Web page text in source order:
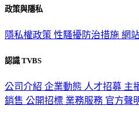
政策與隱私
隱私權政策 性騷擾防治措施 網
認識 TVBS
公司介紹 企業動態 人才招募 主
銷售 公開招標 業務服務 官方聲